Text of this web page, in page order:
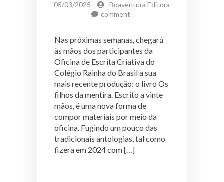
- 05/03/2025 - Boaventura Editora
commenton
da
mentira”:
novo
livro
Oficina
Nas próximas semanas, chegará
às mãos dos participantes da
Oficina de Escrita Criativa do
Colégio Rainha do Brasil a sua
mais recente produção: o livro Os
filhos da mentira. Escrito a vinte
mãos, é uma nova forma de
compor materiais por meio da
oficina. Fugindo um pouco das
tradicionais antologias, tal como
fizera em 2024 com […]